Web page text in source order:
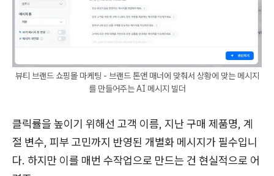
뷰티 브랜드 쇼핑몰 마케팅 - 브랜드 톤앤 매너에 맞춰서 상황에 맞는 메시지
를 만들어주는 AI 메시지 빌더
클릭률을 높이기 위해선 고객 이름, 지난 구매 제품명, 계
절 변수, 피부 고민까지 반영된 개별화 메시지가 필수입니
다. 하지만 이를 매번 수작업으로 만드는 건 현실적으로 어